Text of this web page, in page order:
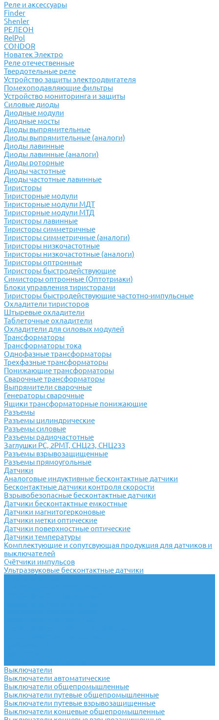
Реле и аксессуары
Finder
Shenler
РЕЛЕОН
RelPol
CONDOR
Новатек Электро
Реле отечественные
Твердотельные реле
Устройство защиты электродвигателя
Помехоподавляющие фильтры
Устройство мониторинга и защиты
Силовые диоды
Диодные модули
Диодные мосты
Диоды выпрямительные
Диоды выпрямительные (аналоги)
Диоды лавинные
Диоды лавинные (аналоги)
Диоды роторные
Диоды частотные
Диоды частотные лавинные
Тиристоры
Тиристорные модули
Тиристорные модули МДТ
Тиристорные модули МТД
Тиристоры лавинные
Тиристоры симметричные
Тиристоры симметричные (аналоги)
Тиристоры низкочастотные
Тиристоры низкочастотные (аналоги)
Тиристоры оптронные
Тиристоры быстродействующие
Симисторы оптронные (Оптотриаки)
Блоки управления тиристорами
Тиристоры быстродействующие частотно-импульсные
Охладители тиристоров
Штыревые охладители
Таблеточные охладители
Охладители для силовых модулей
Трансформаторы
Трансформаторы тока
Однофазные трансформаторы
Трехфазные трансформаторы
Понижающие трансформаторы
Сварочные трансформаторы
Выпрямители сварочные
Генераторы сварочные
Ящики трансформаторные понижающие
Разъемы
Разъемы цилиндрические
Разъемы силовые
Разъемы радиочастотные
Заглушки РС, 2РМТ, СНЦ23, СНЦ233
Разъемы взрывозащищенные
Разъемы прямоугольные
Датчики
Аналоговые индуктивные бесконтактные датчики
Бесконтактные датчики контроля скорости
Взрывобезопасные бесконтактные датчики
Датчики бесконтактные емкостные
Датчики магнитогерконовые
Датчики метки оптические
Датчики поверхностные оптические
Датчики температуры
Комплектующие и сопутсвующая продукция для датчиков и
выключателей
Счётчики импульсов
Ультразвуковые бесконтактные датчики
Выключатели
Выключатели автоматические
Выключатели общепромышленные
Выключатели путевые общепромышленные
Выключатели путевые взрывозащищенные
Выключатели концевые общепромышленные